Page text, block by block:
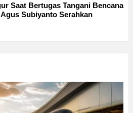
Saat Bertugas Tangani Bencana
Subiyanto Serahkan